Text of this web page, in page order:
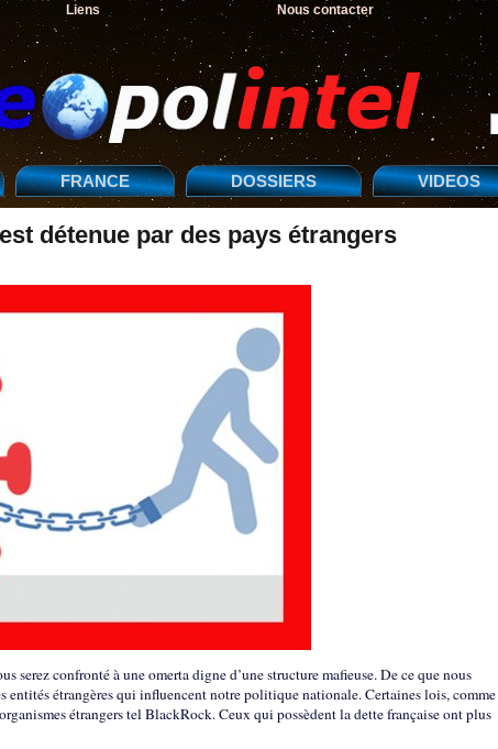
Liens Nous contacter
FRANCE DOSSIERS VIDEOS
détenue par des pays étrangers
serez confronté à une omerta digne d’une structure mafieuse. De ce que nous
entités étrangères qui influencent notre politique nationale. Certaines lois, comme
étrangers tel BlackRock. Ceux qui possèdent la dette française ont plus